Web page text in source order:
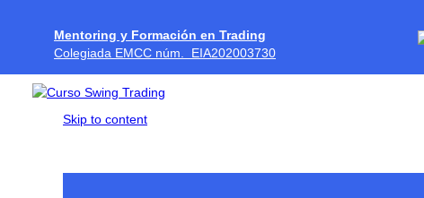
Mentoring y Formación en Trading
Colegiada EMCC núm. EIA202003730
Skip to content